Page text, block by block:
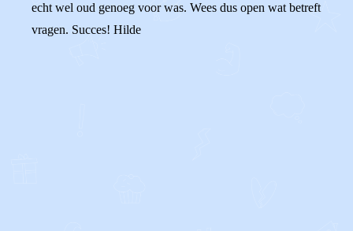
echt wel oud genoeg voor was. Wees dus open wat betreft
vragen. Succes! Hilde